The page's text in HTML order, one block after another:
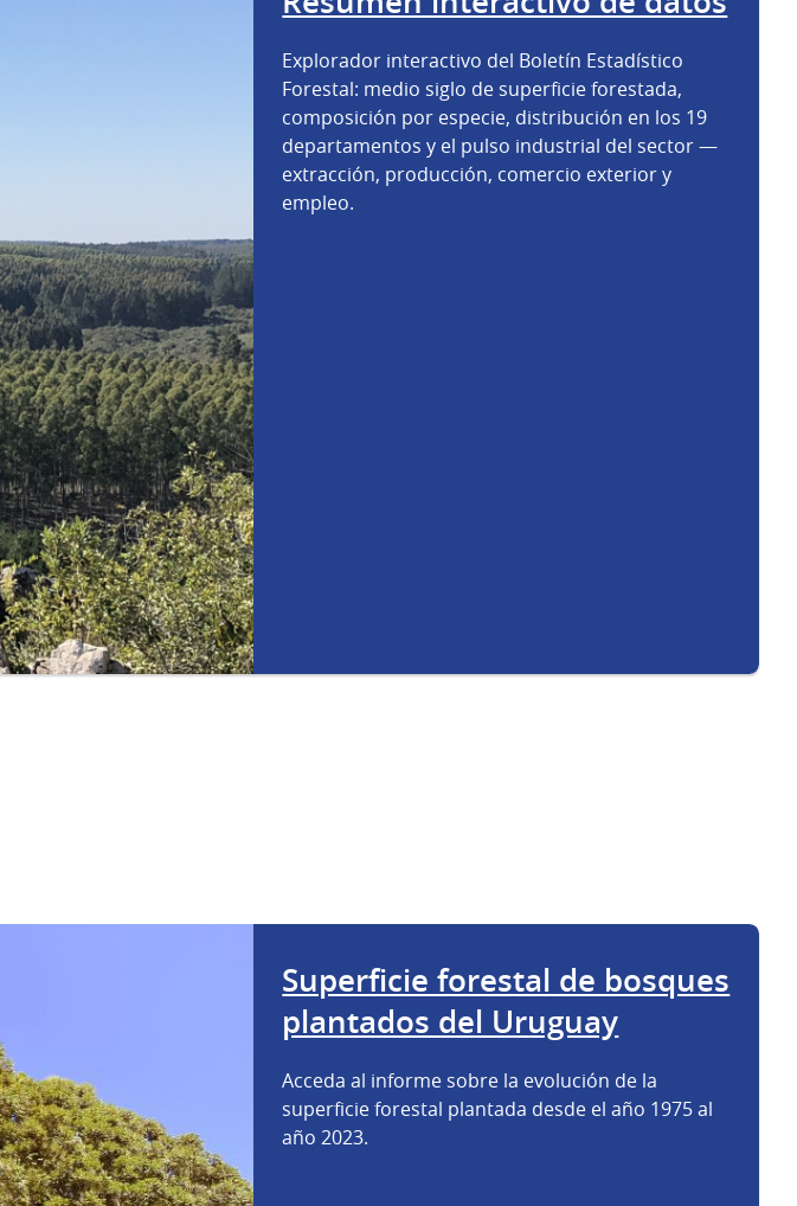
Explorador interactivo del Boletín Estadístico
Forestal: medio siglo de superficie forestada,
composición por especie, distribución en los 19
departamentos y el pulso industrial del sector —
extracción, producción, comercio exterior y
empleo.
Superficie forestal de bosques
plantados del Uruguay
Acceda al informe sobre la evolución de la
superficie forestal plantada desde el año 1975 al
año 2023.